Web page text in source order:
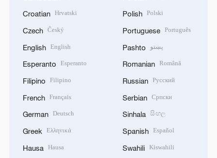
Croatian Hrvatski
Czech Český
English English
Esperanto Esperanto
Filipino Filipino
French Français
German Deutsch
Greek Ελληνικά
Hausa Hausa
Polish Polski
Portuguese Português
Pashto پښتو
Romanian Română
Russian Русский
Serbian Српски
Sinhala සිංහල
Spanish Español
Swahili Kiswahili